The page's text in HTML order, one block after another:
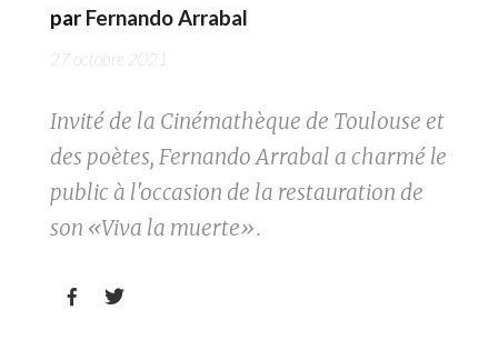
par Fernando Arrabal
27 octobre 2021
Invité de la Cinémathèque de Toulouse et
des poètes, Fernando Arrabal a charmé le
public à l'occasion de la restauration de
son «Viva la muerte».
 